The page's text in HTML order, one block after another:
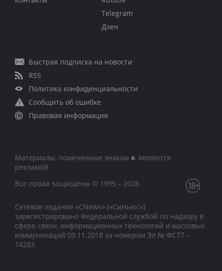
Telegram
Дзен
Быстрая подписка на новости
RSS
Политика конфиденциальности
Сообщить об ошибке
Правовая информация
Материалы, помеченные знаком ■, являются
рекламой
Все права защищены © 1995 – 2026
Сетевое издание «CNews» («СиНьюс»)
зарегистрировано Федеральной службой по надзору в
сфере связи, информационных технологий и массовых
коммуникаций 09.11.2018 за номером Эл № ФС77 –
74283